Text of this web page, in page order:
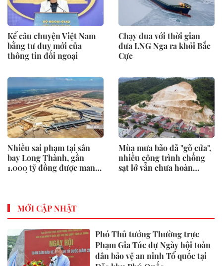
Kể câu chuyện Việt Nam
bằng tư duy mới của
thông tin đối ngoại
Chạy đua với thời gian
đưa LNG Nga ra khỏi Bắc
Cực
Nhiều sai phạm tại sân
bay Long Thành, gần
1.000 tỷ đồng được mang
Mùa mưa bão đã "gõ cửa",
nhiều công trình chống
sạt lở vẫn chưa hoàn
MỚI CẬP NHẬT
Phó Thủ tướng Thường trực
Phạm Gia Túc dự Ngày hội toàn
dân bảo vệ an ninh Tổ quốc tại